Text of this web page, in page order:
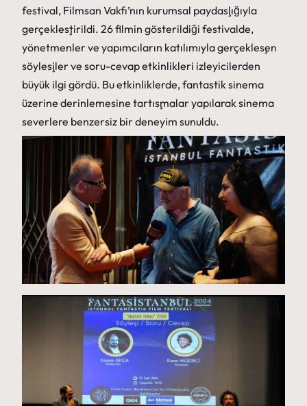
festival, Filmsan Vakfı’nın kurumsal paydaşlığıyla
gerçekleştirildi. 26 filmin gösterildiği festivalde,
yönetmenler ve yapımcıların katılımıyla gerçekleşen
söyleşiler ve soru-cevap etkinlikleri izleyicilerden
büyük ilgi gördü. Bu etkinliklerde, fantastik sinema
üzerine derinlemesine tartışmalar yapılarak sinema
severlere benzersiz bir deneyim sunuldu.